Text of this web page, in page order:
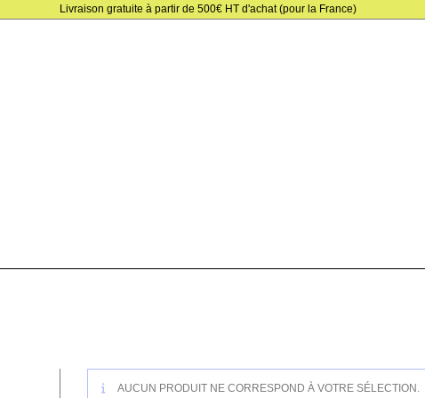
Livraison gratuite à partir de 500€ HT d'achat (pour la France)
AUCUN PRODUIT NE CORRESPOND À VOTRE SÉLECTION.